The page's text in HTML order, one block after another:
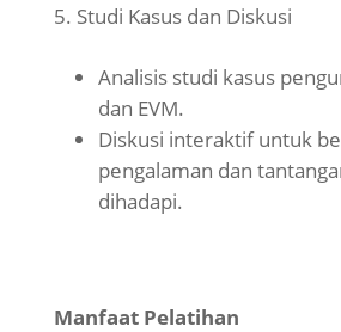
Studi Kasus dan Diskusi
Analisis studi kasus
dan EVM.
Diskusi interaktif untuk
pengalaman dan
dihadapi.
Manfaat Pelatihan